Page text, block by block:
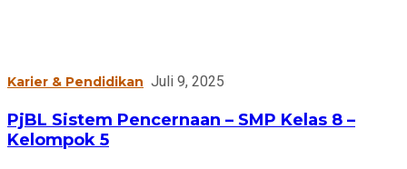
Karier & Pendidikan Juli 9, 2025
PjBL Sistem Pencernaan – SMP Kelas 8 –
Kelompok 5